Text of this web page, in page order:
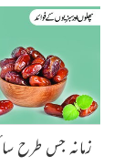
زمانہ جس طرح